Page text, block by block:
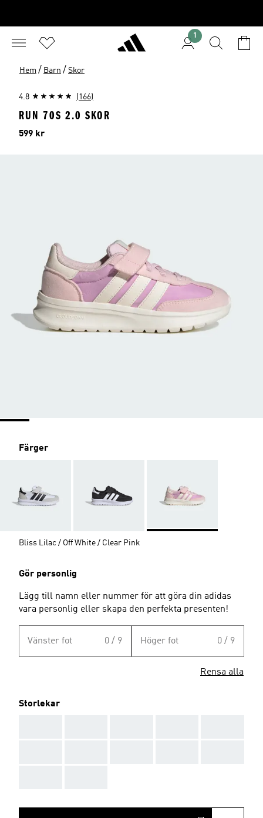
1
Hem / Barn / Skor
4.8 (166)
RUN 70S 2.0 SKOR
Pris
599 kr
Färger
Bliss Lilac / Off White / Clear Pink
Gör personlig
Lägg till namn eller nummer för att göra din adidas
vara personlig eller skapa den perfekta presenten!
Vänster fot 0 / 9 Höger fot 0 / 9
Rensa alla
Storlekar